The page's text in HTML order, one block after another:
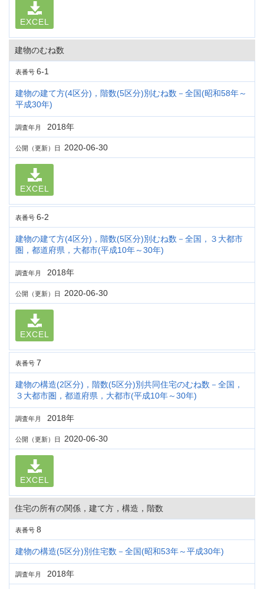
EXCEL
建物のむね数
表番号 6-1
建物の建て方(4区分)，階数(5区分)別むね数－全国(昭和58年～
平成30年)
調査年月 2018年
公開（更新）日 2020-06-30
EXCEL
表番号 6-2
建物の建て方(4区分)，階数(5区分)別むね数－全国，３大都市
圏，都道府県，大都市(平成10年～30年)
調査年月 2018年
公開（更新）日 2020-06-30
EXCEL
表番号 7
建物の構造(2区分)，階数(5区分)別共同住宅のむね数－全国，
３大都市圏，都道府県，大都市(平成10年～30年)
調査年月 2018年
公開（更新）日 2020-06-30
EXCEL
住宅の所有の関係，建て方，構造，階数
表番号 8
建物の構造(5区分)別住宅数－全国(昭和53年～平成30年)
調査年月 2018年